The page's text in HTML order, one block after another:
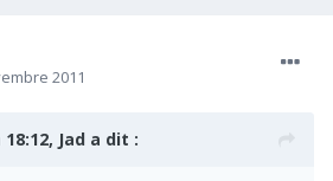
2011
Jad a dit :